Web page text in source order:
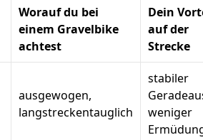
Worauf du bei
einem Gravelbike
achtest
Dein
auf der
Strecke
ausgewogen,
langstreckentauglich
stabiler
weniger